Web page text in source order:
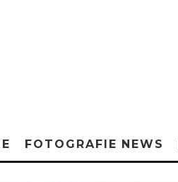
FOTOGRAFIE NEWS